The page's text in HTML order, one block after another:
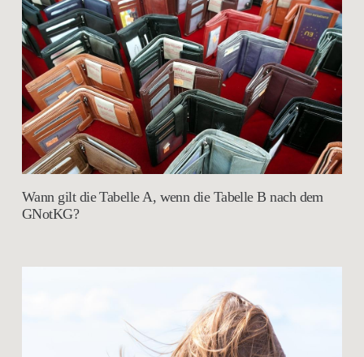
Wann gilt die Tabelle A, wenn die Tabelle B nach dem
GNotKG?